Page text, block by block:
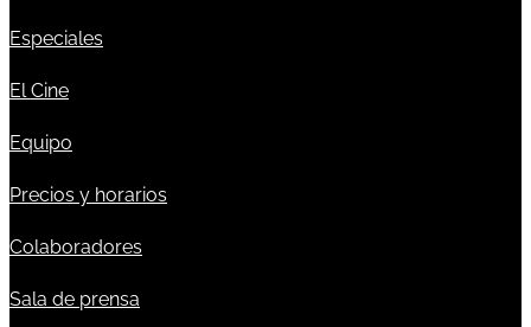
Especiales
El Cine
Equipo
Precios y horarios
Colaboradores
Sala de prensa